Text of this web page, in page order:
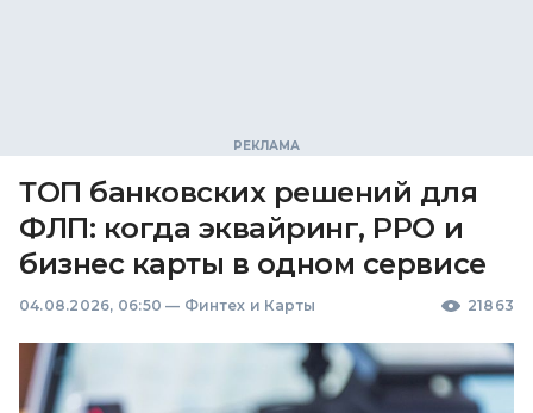
ТОП банковских решений для
ФЛП: когда эквайринг, РРО и
бизнес карты в одном сервисе
04.08.2026, 06:50 — Финтех и Карты 21863